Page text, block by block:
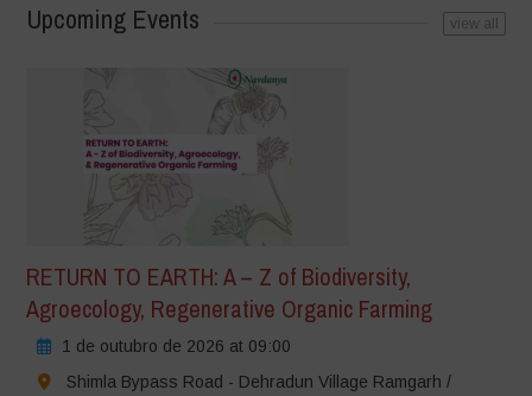
Upcoming Events view all
RETURN TO EARTH: A – Z of Biodiversity,
Agroecology, Regenerative Organic Farming
1 de outubro de 2026 at 09:00
Shimla Bypass Road - Dehradun Village Ramgarh /